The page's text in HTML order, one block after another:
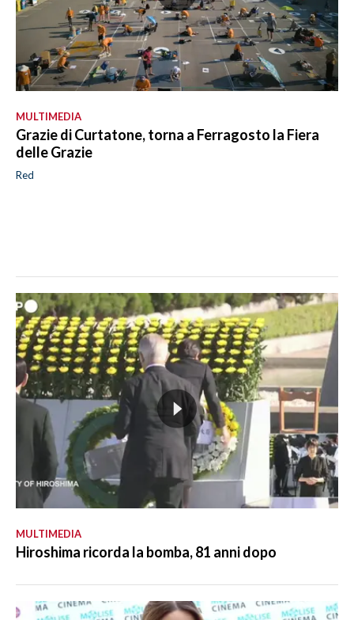
MULTIMEDIA
Grazie di Curtatone, torna a Ferragosto la Fiera
delle Grazie
Red
MULTIMEDIA
Hiroshima ricorda la bomba, 81 anni dopo